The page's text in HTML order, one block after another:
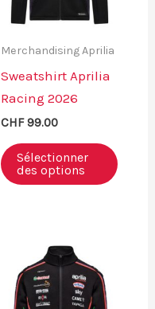
Merchandising Aprilia
Sweatshirt Aprilia
Racing 2026
CHF99.00
Sélectionner
des options